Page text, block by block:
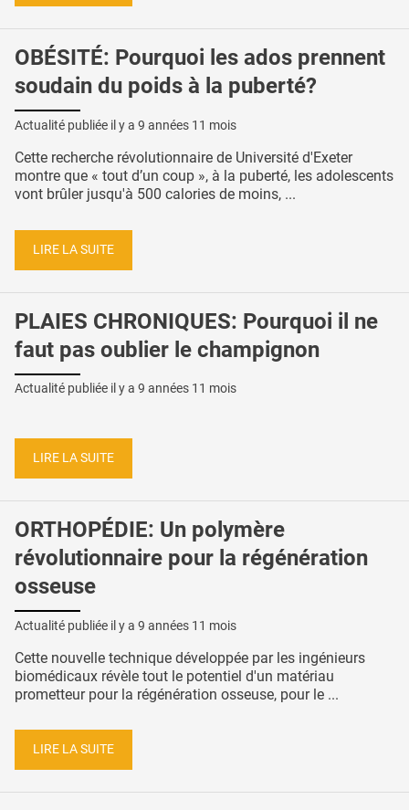
OBÉSITÉ: Pourquoi les ados prennent
soudain du poids à la puberté?
Actualité publiée il y a 9 années 11 mois
Cette recherche révolutionnaire de Université d'Exeter
montre que « tout d’un coup », à la puberté, les adolescents
vont brûler jusqu'à 500 calories de moins, ...
LIRE LA SUITE
PLAIES CHRONIQUES: Pourquoi il ne
faut pas oublier le champignon
Actualité publiée il y a 9 années 11 mois
LIRE LA SUITE
ORTHOPÉDIE: Un polymère
révolutionnaire pour la régénération
osseuse
Actualité publiée il y a 9 années 11 mois
Cette nouvelle technique développée par les ingénieurs
biomédicaux révèle tout le potentiel d'un matériau
prometteur pour la régénération osseuse, pour le ...
LIRE LA SUITE